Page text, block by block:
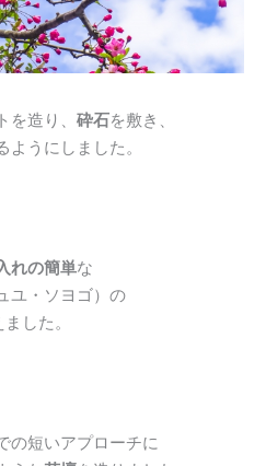
造り、 砕石を敷き、
うにしました。
れの簡単な
ユ・ソヨゴ）の
した。
の短いアプローチに